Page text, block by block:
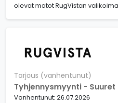
olevat matot RugVistan
Tarjous (vanhentunut)
Tyhjennysmyynti - Suuret
Vanhentunut: 26.07.2026